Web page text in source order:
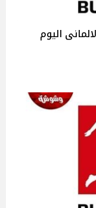
اليوم